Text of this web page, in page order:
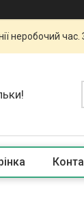
неробочий